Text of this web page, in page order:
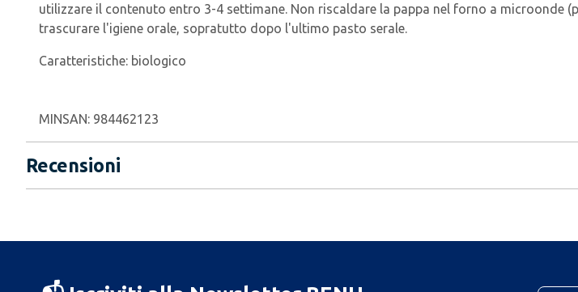
utilizzare il contenuto entro 3-4 settimane. Non riscaldare la pappa nel forno a microonde
trascurare l'igiene orale, sopratutto dopo l'ultimo pasto serale.
Caratteristiche: biologico
MINSAN: 984462123
Recensioni